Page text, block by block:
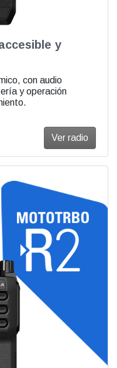
y
con audio
y operación
Ver radio